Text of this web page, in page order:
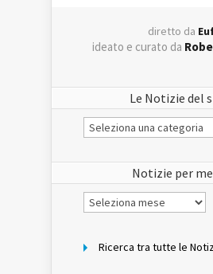
diretto da
ideato e curato da
Le Notizie del
Le
Notizie
Notizie per
Notizie
per
Ricerca tra tutte le